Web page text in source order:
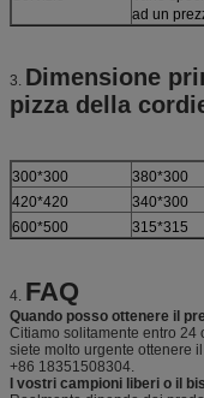
ad un
3. Dimensione
pizza della
300*300 380*300
420*420
340*300
600*500
315*315
4. FAQ
Quando posso ottenere il
Citiamo solitamente entro 24
siete molto urgente ottenere
+86 18351508304.
I vostri campioni liberi o il